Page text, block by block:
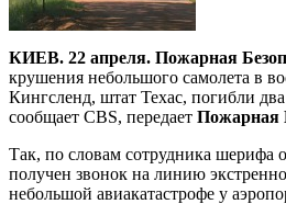
КИЕВ. 22 апреля. Пожарная
крушения небольшого самолета в
Кингсленд, штат Техас, погибли
сообщает CBS, передает Пожарная
Так, по словам сотрудника шерифа
получен звонок на линию
небольшой авиакатастрофе у